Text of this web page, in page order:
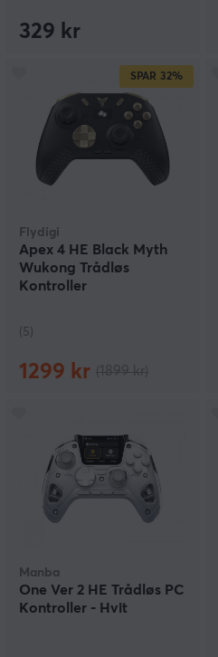
329 kr
SPAR 32%
Flydigi
Apex 4 HE Black Myth
Wukong Trådløs
Kontroller
(5)
1299 kr
Manba
One Ver 2 HE Trådløs PC
Kontroller - Hvit